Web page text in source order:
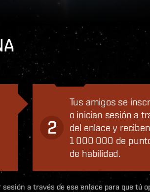
2
Tus amigos se
o inician sesión a
del enlace y reciben
1 000 000 de
de habilidad.
a través de ese enlace para que tú